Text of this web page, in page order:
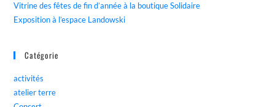
Vitrine des fêtes de fin d’année à la boutique Solidaire
Exposition à l’espace Landowski
Catégorie
activités
atelier terre